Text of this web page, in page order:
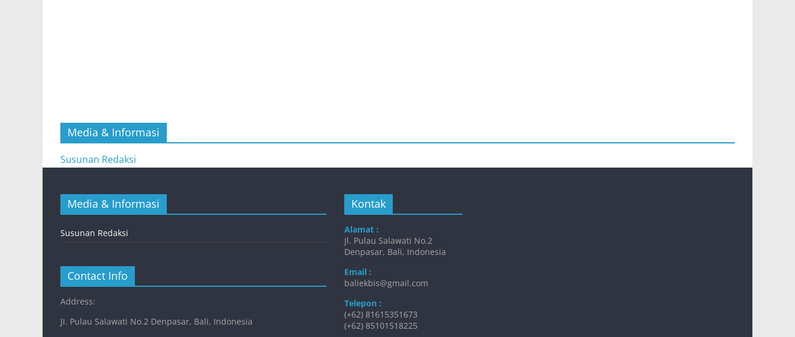
Media & Informasi
Susunan Redaksi
Media & Informasi
Susunan Redaksi
Contact Info
Address:
JI. Pulau Salawati No.2 Denpasar, Bali, Indonesia
Kontak
Alamat :
Jl. Pulau Salawati No.2
Denpasar, Bali, Indonesia
Email :
baliekbis@gmail.com
Telepon :
(+62) 81615351673
(+62) 85101518225